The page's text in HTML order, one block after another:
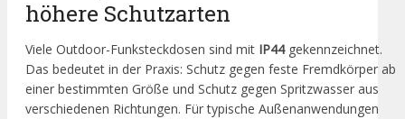
höhere Schutzarten
Viele Outdoor-Funksteckdosen sind mit IP44gekennzeichnet.
Das bedeutet in der Praxis: Schutz gegen feste Fremdkörper ab
einer bestimmten Größe und Schutz gegen Spritzwasser aus
verschiedenen Richtungen. Für typische Außenanwendungen